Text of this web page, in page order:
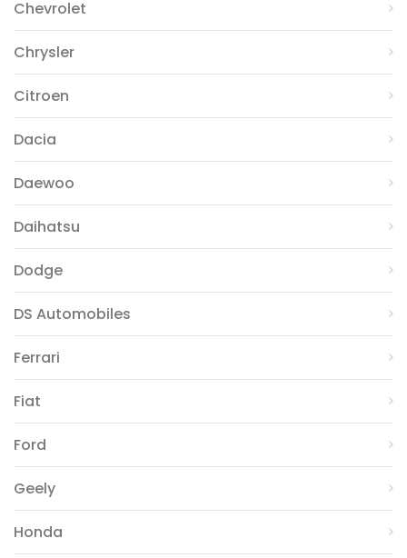
Chevrolet
Chrysler
Citroen
Dacia
Daewoo
Daihatsu
Dodge
DS Automobiles
Ferrari
Fiat
Ford
Geely
Honda